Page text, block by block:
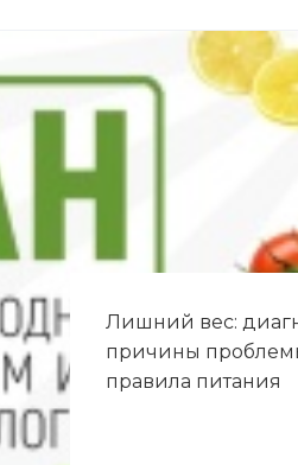
Лишний вес:
причины
правила питания